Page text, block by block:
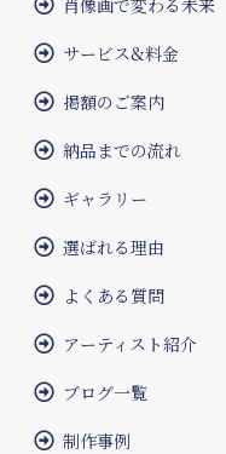
サービス&料金
掲額のご案内
納品までの流れ
ギャラリー
選ばれる理由
よくある質問
アーティスト紹介
ブログ一覧
制作事例